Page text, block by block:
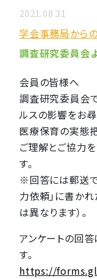
2021.08.31
学会事務局から
調査研究委員会
会員の皆様へ
調査研究委員会
ルスの影響をお尋
医療保育の実態
ご理解とご協力
す。
※回答には郵送
力依頼」に書か
は異なります）。
アンケートの回
す。
https://